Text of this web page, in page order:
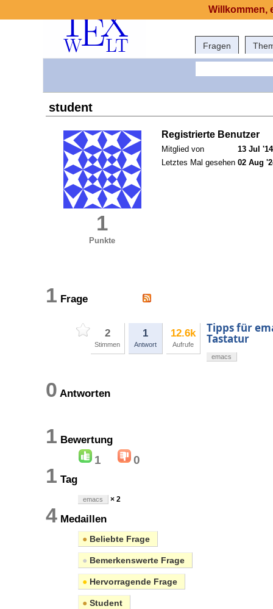
Fragen
student
1
Punkte
Registrierte Benutzer
Mitglied von
13 Jul
Letztes Mal gesehen 02 Aug
1 Frage
2
Stimmen
1
Antwort
12.6k
Aufrufe
Tipps für
Tastatur
emacs
0 Antworten
1 Bewertung
1 0
1 Tag
emacs × 2
4 Medaillen
● Beliebte Frage
● Bemerkenswerte Frage
● Hervorragende Frage
● Student
Willkommen,